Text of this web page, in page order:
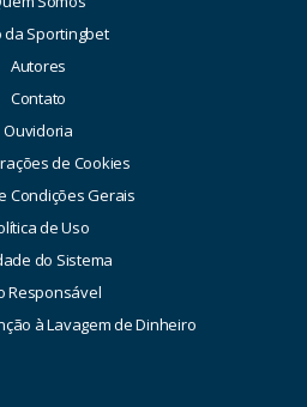
da Sportingbet
Autores
Contato
Ouvidoria
de Cookies
Condições Gerais
de Uso
do Sistema
Responsável
à Lavagem de Dinheiro